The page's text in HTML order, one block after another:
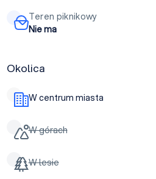
Teren piknikowy
Nie ma
Okolica
W centrum miasta
W górach
W lesie